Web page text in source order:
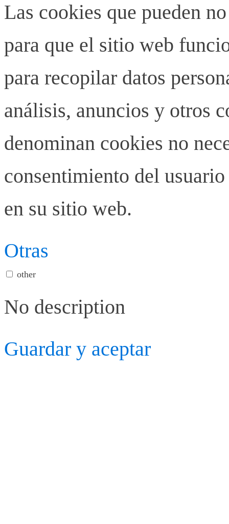
Las cookies que pueden
para que el sitio web
para recopilar datos
análisis, anuncios y otros
denominan cookies no
consentimiento del
en su sitio web.
Otras
other
No description
Guardar y aceptar